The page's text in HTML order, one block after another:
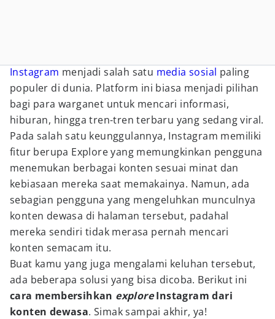
Instagram menjadi salah satu media sosial paling
populer di dunia. Platform ini biasa menjadi pilihan
bagi para warganet untuk mencari informasi,
hiburan, hingga tren-tren terbaru yang sedang viral.
Pada salah satu keunggulannya, Instagram memiliki
fitur berupa Explore yang memungkinkan pengguna
menemukan berbagai konten sesuai minat dan
kebiasaan mereka saat memakainya. Namun, ada
sebagian pengguna yang mengeluhkan munculnya
konten dewasa di halaman tersebut, padahal
mereka sendiri tidak merasa pernah mencari
konten semacam itu.
Buat kamu yang juga mengalami keluhan tersebut,
ada beberapa solusi yang bisa dicoba. Berikut ini
cara membersihkan exploreInstagram dari
konten dewasa. Simak sampai akhir, ya!